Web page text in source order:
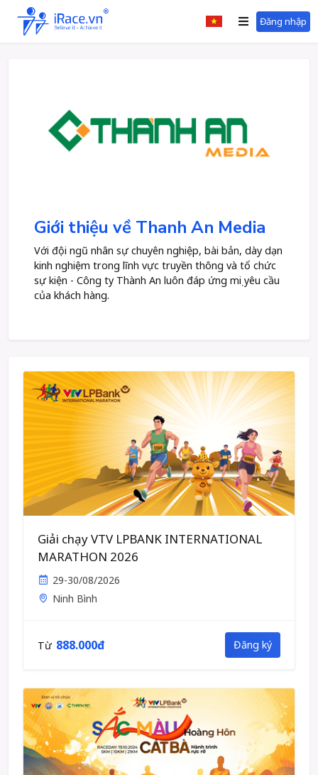
Đăng nhập
Giới thiệu về Thanh An Media
Với đội ngũ nhân sự chuyên nghiệp, bài bản, dày dạn
kinh nghiệm trong lĩnh vực truyền thông và tổ chức
sự kiện - Công ty Thành An luôn đáp ứng mọi yêu cầu
của khách hàng.
Giải chạy VTV LPBANK INTERNATIONAL
MARATHON 2026
29-30/08/2026
Ninh Bình
Từ 888.000đ Đăng ký